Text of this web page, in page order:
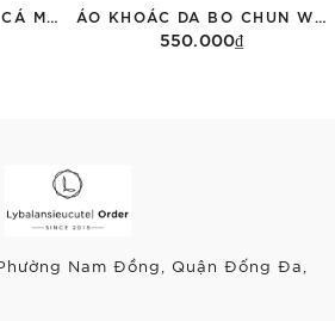
550.000₫
Nam Đồng, Quận Đống Đa,